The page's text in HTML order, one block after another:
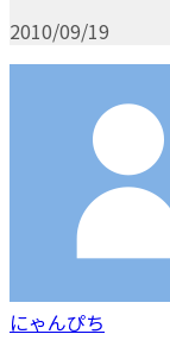
2010/09/19
にゃんぴち